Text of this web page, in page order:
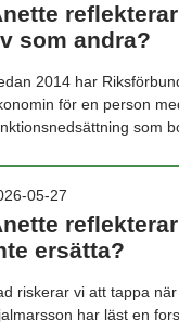
som andra?
2014 har
för en person
som
05-27
ersätta?
riskerar vi att tappa
har läst en